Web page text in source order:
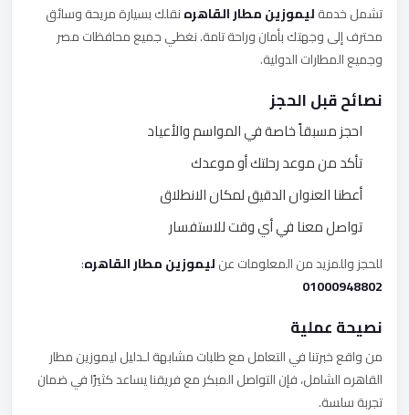
تشمل خدمةليموزين مطار القاهرهنقلك بسيارة مريحة وسائق
محترف إلى وجهتك بأمان وراحة تامة. نغطي جميع محافظات مصر
وجميع المطارات الدولية.
نصائح قبل الحجز
احجز مسبقاً خاصة في المواسم والأعياد
تأكد من موعد رحلتك أو موعدك
أعطنا العنوان الدقيق لمكان الانطلاق
تواصل معنا في أي وقت للاستفسار
للحجز وللمزيد من المعلومات عنليموزين مطار القاهره:
01000948802
نصيحة عملية
من واقع خبرتنا في التعامل مع طلبات مشابهة لـدليل ليموزين مطار
القاهره الشامل، فإن التواصل المبكر مع فريقنا يساعد كثيرًا في ضمان
تجربة سلسة.